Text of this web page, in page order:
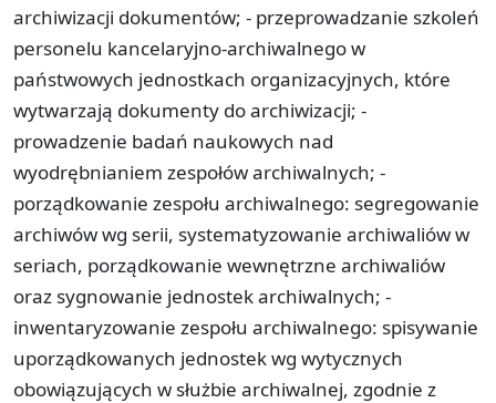
archiwizacji dokumentów; - przeprowadzanie szkoleń
personelu kancelaryjno-archiwalnego w
państwowych jednostkach organizacyjnych, które
wytwarzają dokumenty do archiwizacji; -
prowadzenie badań naukowych nad
wyodrębnianiem zespołów archiwalnych; -
porządkowanie zespołu archiwalnego: segregowanie
archiwów wg serii, systematyzowanie archiwaliów w
seriach, porządkowanie wewnętrzne archiwaliów
oraz sygnowanie jednostek archiwalnych; -
inwentaryzowanie zespołu archiwalnego: spisywanie
uporządkowanych jednostek wg wytycznych
obowiązujących w służbie archiwalnej, zgodnie z